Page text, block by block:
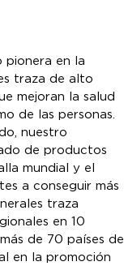
pionera en la
traza de alto
mejoran la salud
de las personas.
nuestro
de productos
mundial y el
a conseguir más
traza
en 10
de 70 países de
en la promoción